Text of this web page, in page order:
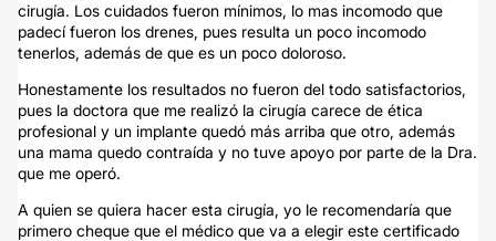
cirugía. Los cuidados fueron mínimos, lo mas incomodo que
padecí fueron los drenes, pues resulta un poco incomodo
tenerlos, además de que es un poco doloroso.
Honestamente los resultados no fueron del todo satisfactorios,
pues la doctora que me realizó la cirugía carece de ética
profesional y un implante quedó más arriba que otro, además
una mama quedo contraída y no tuve apoyo por parte de la Dra.
que me operó.
A quien se quiera hacer esta cirugía, yo le recomendaría que
primero cheque que el médico que va a elegir este certificado